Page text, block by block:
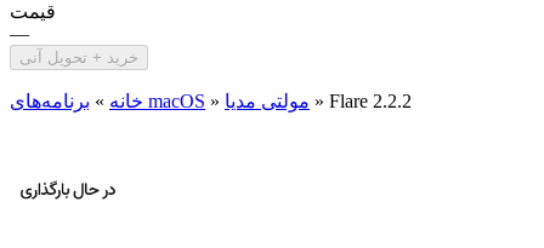
قیمت
—
خرید + تحویل آنی
خانه » برنامه‌های macOS » مولتی مدیا » Flare 2.2.2